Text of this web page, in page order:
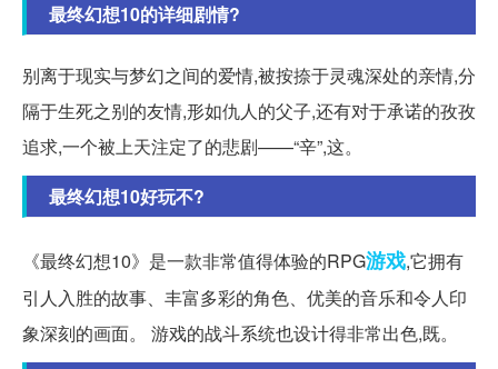
最终幻想10的详细剧情?
别离于现实与梦幻之间的爱情,被按捺于灵魂深处的亲情,分
隔于生死之别的友情,形如仇人的父子,还有对于承诺的孜孜
追求,一个被上天注定了的悲剧——“辛”,这。
最终幻想10好玩不?
《最终幻想10》是一款非常值得体验的RPG游戏,它拥有
引人入胜的故事、丰富多彩的角色、优美的音乐和令人印
象深刻的画面。 游戏的战斗系统也设计得非常出色,既。